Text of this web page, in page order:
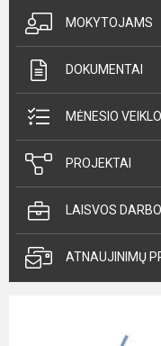
MOKYTOJAMS
DOKUMENTAI
MĖNESIO
PROJEKTAI
LAISVOS
ATNAUJINIMŲ